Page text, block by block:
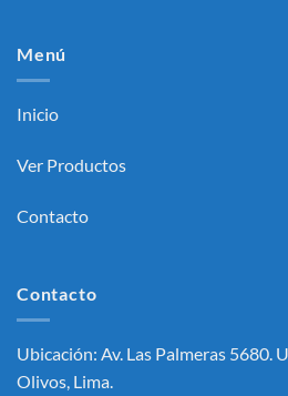
Menú
Inicio
Ver Productos
Contacto
Contacto
Ubicación: Av. Las Palmeras 5680.
Olivos, Lima.